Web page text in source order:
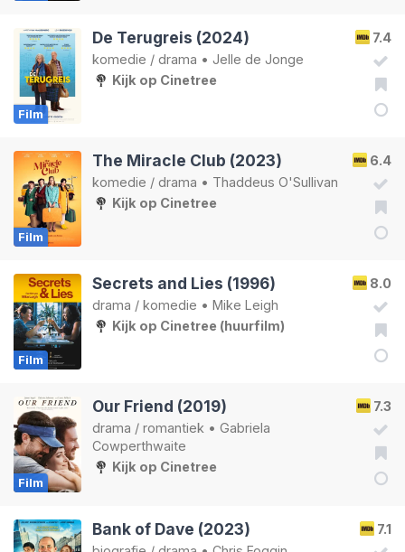
Film
7.4
De Terugreis (2024)
komedie / drama • Jelle de Jonge
Kijk op Cinetree
Film
6.4
The Miracle Club (2023)
komedie / drama • Thaddeus O'Sullivan
Kijk op Cinetree
Film
8.0
Secrets and Lies (1996)
drama / komedie • Mike Leigh
Kijk op Cinetree (huurfilm)
Film
7.3
Our Friend (2019)
drama / romantiek • Gabriela
Cowperthwaite
Kijk op Cinetree
7.1
Bank of Dave (2023)